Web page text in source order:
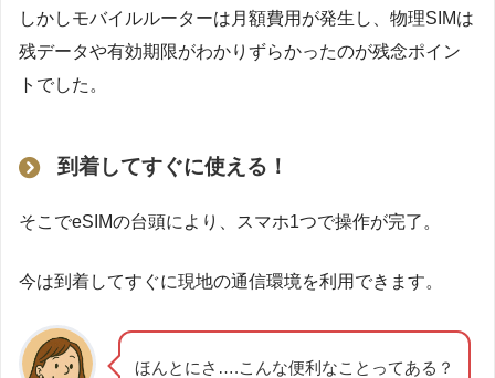
しかしモバイルルーターは月額費用が発生し、物理SIMは
残データや有効期限がわかりずらかったのが残念ポイン
トでした。
到着してすぐに使える！
そこでeSIMの台頭により、スマホ1つで操作が完了。
今は到着してすぐに現地の通信環境を利用できます。
ほんとにさ….こんな便利なことってある？